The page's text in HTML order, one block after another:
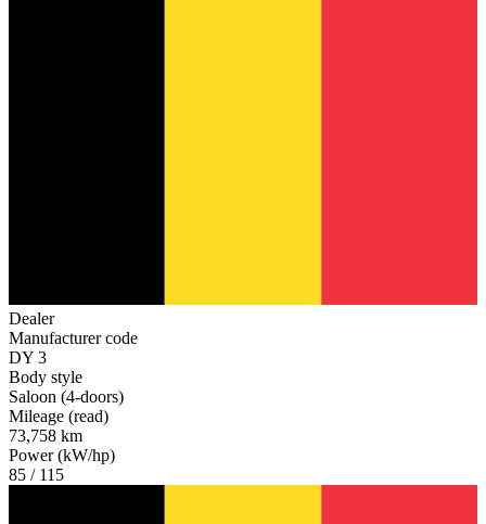
Dealer
Manufacturer code
DY 3
Body style
Saloon (4-doors)
Mileage (read)
73,758 km
Power (kW/hp)
85 / 115